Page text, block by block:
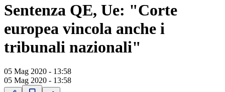
Sentenza QE, Ue: "Corte
europea vincola anche i
tribunali nazionali"
05 Mag 2020 - 13:58
05 Mag 2020 - 13:58